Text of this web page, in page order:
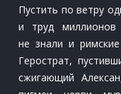
Пустить по ветру
и труд
не знали и
Герострат,
сжигающий